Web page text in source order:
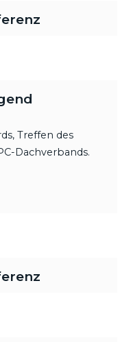
Treffen des
Dachverbands.